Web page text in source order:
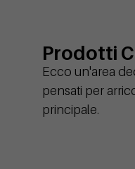
Prodotti
Ecco un'area
pensati per
principale.